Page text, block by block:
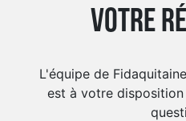
votre
L'équipe de
est à votre